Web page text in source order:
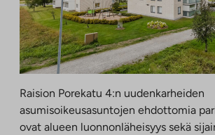
Raision Porekatu 4:n uudenkarheiden
asumisoikeusasuntojen ehdottomia
ovat alueen luonnonläheisyys sekä